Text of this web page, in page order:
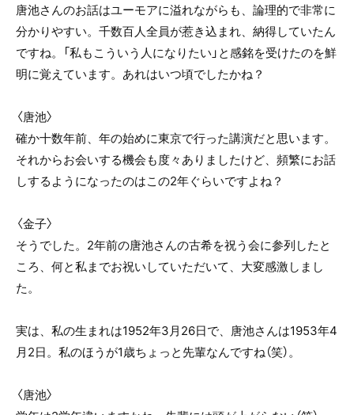
唐池さんのお話はユーモアに溢れながらも、論理的で非常に
分かりやすい。千数百人全員が惹き込まれ、納得していたん
ですね。「私もこういう人になりたい」と感銘を受けたのを鮮
明に覚えています。あれはいつ頃でしたかね？
〈唐池〉
確か十数年前、年の始めに東京で行った講演だと思います。
それからお会いする機会も度々ありましたけど、頻繁にお話
しするようになったのはこの2年ぐらいですよね？
〈金子〉
そうでした。2年前の唐池さんの古希を祝う会に参列したと
ころ、何と私までお祝いしていただいて、大変感激しまし
た。
実は、私の生まれは1952年3月26日で、唐池さんは1953年4
月2日。私のほうが1歳ちょっと先輩なんですね（笑）。
〈唐池〉